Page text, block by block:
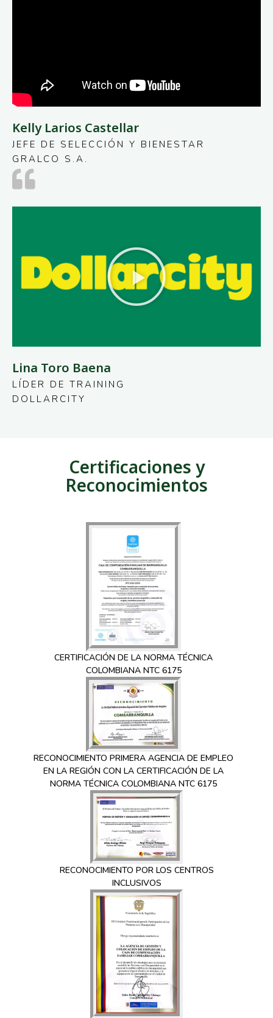
Kelly Larios Castellar
JEFE DE SELECCIÓN Y BIENESTAR
GRALCO S.A.
Lina Toro Baena
LÍDER DE TRAINING
DOLLARCITY
Certificaciones y
Reconocimientos
CERTIFICACIÓN DE LA NORMA TÉCNICA
COLOMBIANA NTC 6175
RECONOCIMIENTO PRIMERA AGENCIA DE EMPLEO
EN LA REGIÓN CON LA CERTIFICACIÓN DE LA
NORMA TÉCNICA COLOMBIANA NTC 6175
RECONOCIMIENTO POR LOS CENTROS
INCLUSIVOS